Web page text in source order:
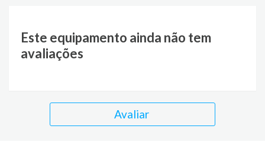
Este equipamento ainda não tem
avaliações
Avaliar